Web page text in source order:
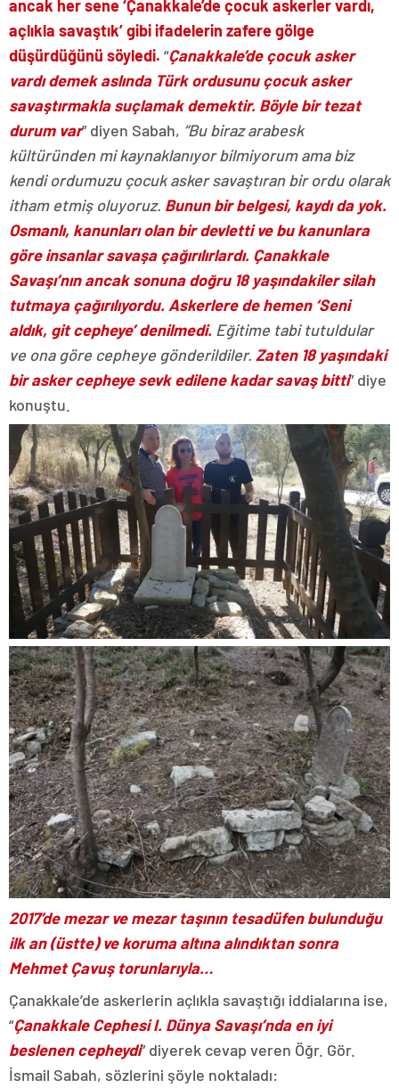
ancak her sene ‘Çanakkale’de çocuk askerler vardı,
açlıkla savaştık’ gibi ifadelerin zafere gölge
düşürdüğünü söyledi. “Çanakkale’de çocuk asker
vardı demek aslında Türk ordusunu çocuk asker
savaştırmakla suçlamak demektir. Böyle bir tezat
durum var” diyen Sabah, “Bu biraz arabesk
kültüründen mi kaynaklanıyor bilmiyorum ama biz
kendi ordumuzu çocuk asker savaştıran bir ordu olarak
itham etmiş oluyoruz. Bunun bir belgesi, kaydı da yok.
Osmanlı, kanunları olan bir devletti ve bu kanunlara
göre insanlar savaşa çağırılırlardı. Çanakkale
Savaşı’nın ancak sonuna doğru 18 yaşındakiler silah
tutmaya çağırılıyordu. Askerlere de hemen ‘Seni
aldık, git cepheye’ denilmedi. Eğitime tabi tutuldular
ve ona göre cepheye gönderildiler. Zaten 18 yaşındaki
bir asker cepheye sevk edilene kadar savaş bitti” diye
konuştu.
2017’de mezar ve mezar taşının tesadüfen bulunduğu
ilk an (üstte) ve koruma altına alındıktan sonra
Mehmet Çavuş torunlarıyla…
Çanakkale’de askerlerin açlıkla savaştığı iddialarına ise,
“Çanakkale Cephesi I. Dünya Savaşı’nda en iyi
beslenen cepheydi” diyerek cevap veren Öğr. Gör.
İsmail Sabah, sözlerini şöyle noktaladı: